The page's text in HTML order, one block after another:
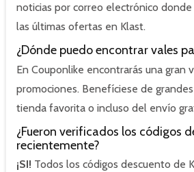
noticias por correo electrónico
las últimas ofertas en Klast.
¿Dónde puedo encontrar vales
En Couponlike encontrarás una gran
promociones. Benefíciese de
tienda favorita o incluso del envío
¿Fueron verificados los códigos
recientemente?
¡SI! Todos los códigos descuento de